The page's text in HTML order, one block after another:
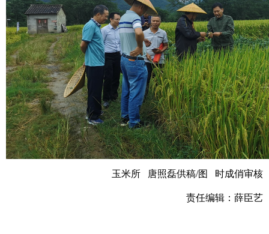
玉米所 唐照磊供稿/图 时成俏审核
责任编辑：薛臣艺